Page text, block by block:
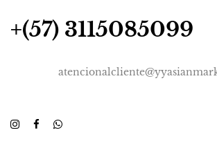
+(57) 3115085099